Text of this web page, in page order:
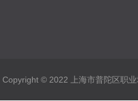
Copyright © 2022 上海市普陀区职